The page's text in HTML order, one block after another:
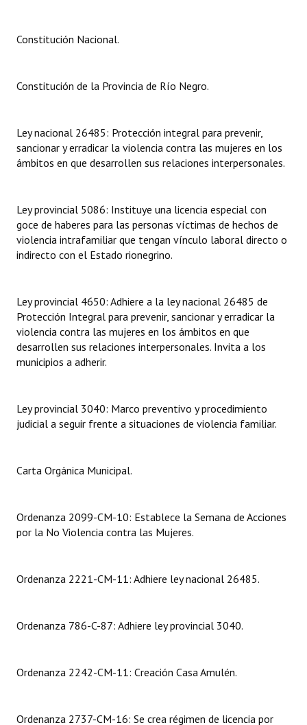
Constitución Nacional.
Constitución de la Provincia de Río Negro.
Ley nacional 26485: Protección integral para prevenir,
sancionar y erradicar la violencia contra las mujeres en los
ámbitos en que desarrollen sus relaciones interpersonales.
Ley provincial 5086: Instituye una licencia especial con
goce de haberes para las personas víctimas de hechos de
violencia intrafamiliar que tengan vínculo laboral directo o
indirecto con el Estado rionegrino.
Ley provincial 4650: Adhiere a la ley nacional 26485 de
Protección Integral para prevenir, sancionar y erradicar la
violencia contra las mujeres en los ámbitos en que
desarrollen sus relaciones interpersonales. Invita a los
municipios a adherir.
Ley provincial 3040: Marco preventivo y procedimiento
judicial a seguir frente a situaciones de violencia familiar.
Carta Orgánica Municipal.
Ordenanza 2099-CM-10: Establece la Semana de Acciones
por la No Violencia contra las Mujeres.
Ordenanza 2221-CM-11: Adhiere ley nacional 26485.
Ordenanza 786-C-87: Adhiere ley provincial 3040.
Ordenanza 2242-CM-11: Creación Casa Amulén.
Ordenanza 2737-CM-16: Se crea régimen de licencia por